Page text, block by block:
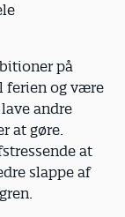
på
ferien og være
andre
at gøre.
at
slappe af